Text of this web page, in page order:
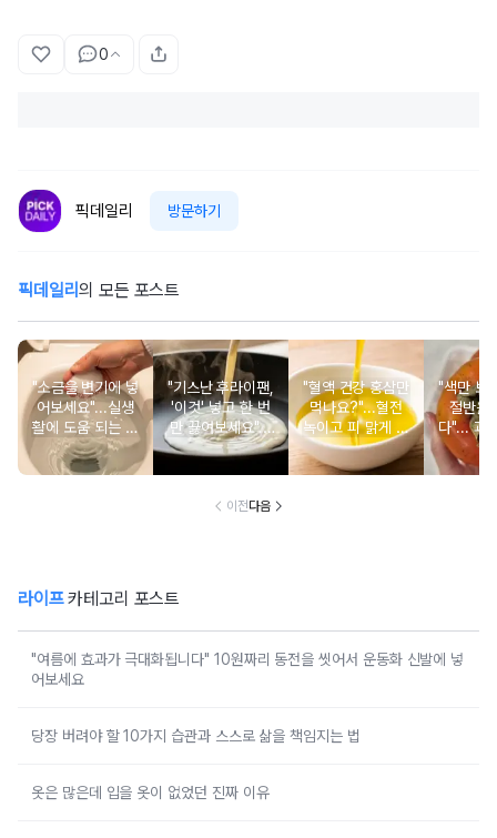
0
픽데일리 방문하기
픽데일리의 모든 포스트
"소금을 변기에 넣
어보세요"...실생
활에 도움 되는 소
금의 희한한 활용
법 6
"기스난 후라이팬,
'이것' 넣고 한 번
만 끓여보세요"...
놀랍게도 새 팬으
"혈액 건강 홍삼만
먹나요?"...혈전
녹이고 피 맑게 하
는 식재료 6가지
"색만 보
절반은
다"... 과
서도 먼
홍시 선
이전다음
라이프카테고리 포스트
"여름에 효과가 극대화됩니다" 10원짜리 동전을 씻어서 운동화 신발에 넣
어보세요
당장 버려야 할 10가지 습관과 스스로 삶을 책임지는 법
옷은 많은데 입을 옷이 없었던 진짜 이유